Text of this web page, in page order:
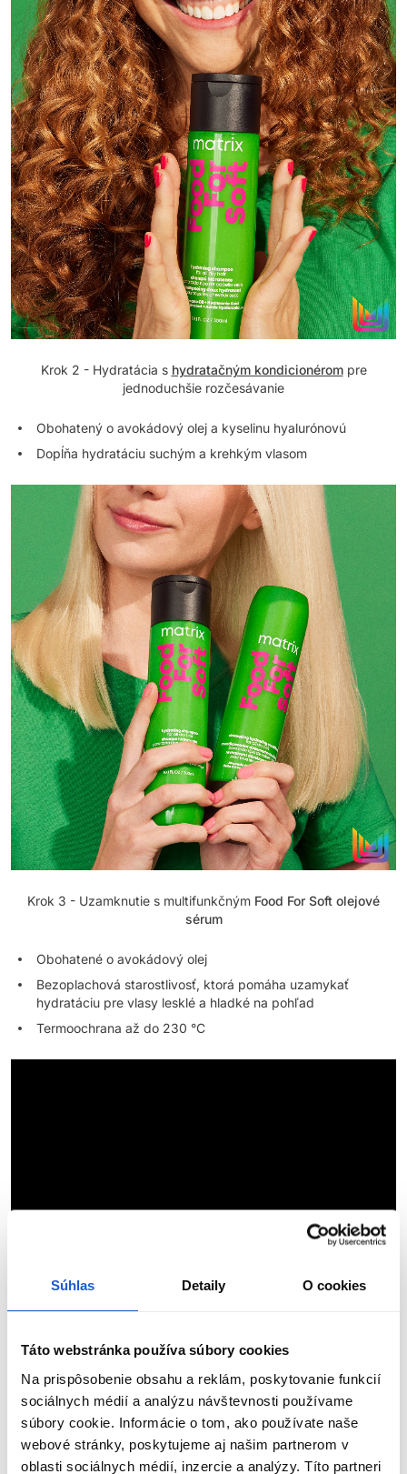
Súhlas Detaily O cookies
Táto webstránka používa súbory cookies
Na prispôsobenie obsahu a reklám, poskytovanie funkcií
sociálnych médií a analýzu návštevnosti používame
súbory cookie. Informácie o tom, ako používate naše
webové stránky, poskytujeme aj našim partnerom v
oblasti sociálnych médií, inzercie a analýzy. Títo partneri
Krok 2 - Hydratácia s hydratačným kondicionérompre
jednoduchšie rozčesávanie
Obohatený o avokádový olej a kyselinu hyalurónovú
Dopĺňa hydratáciu suchým a krehkým vlasom
Krok 3 - Uzamknutie s multifunkčným Food For Soft olejové
sérum
Obohatené o avokádový olej
Bezoplachová starostlivosť, ktorá pomáha uzamykať
hydratáciu pre vlasy lesklé a hladké na pohľad
Termoochrana až do 230 °C